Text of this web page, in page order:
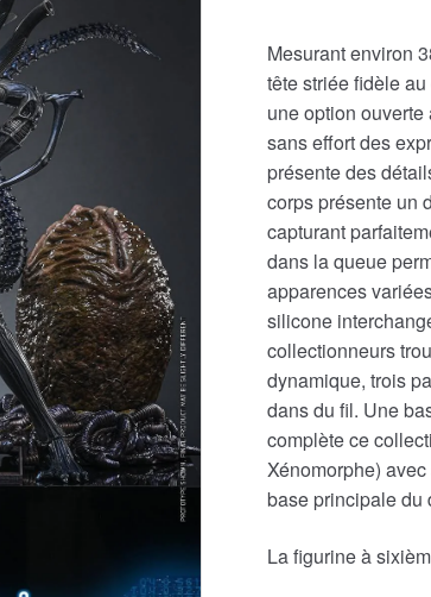
était
Mesurant environ
tête striée fidèle
une option
sans effort des
présente des
corps présente un
capturant
dans la queue
apparences
silicone
collectionneurs
dynamique, trois
dans du fil. Une
complète ce
Xénomorphe)
base principale du
La figurine à